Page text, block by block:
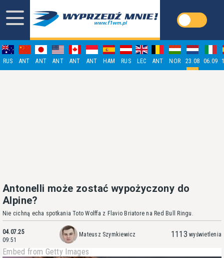
RUS ANT ANT ANT ANT ANT HAM RUS LEC ANT NOR 23.08 06.09
Antonelli może zostać wypożyczony do
Alpine?
Nie cichną echa spotkania Toto Wolffa z Flavio Briatore na Red Bull Ringu.
04.07.25
09:51
Mateusz Szymkiewicz 1113 wyświetlenia
Embed from Getty Images